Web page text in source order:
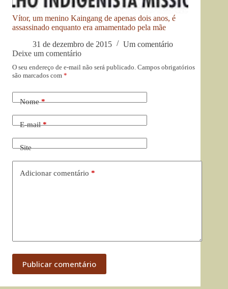
Vítor, um menino Kaingang de apenas dois anos, é
assassinado enquanto era amamentado pela mãe
31 de dezembro de 2015
Um comentário
Deixe um comentário
O seu endereço de e-mail não será publicado. Campos obrigatórios
são marcados com *
Nome*
E-mail*
Site
Adicionar comentário *
Publicar comentário